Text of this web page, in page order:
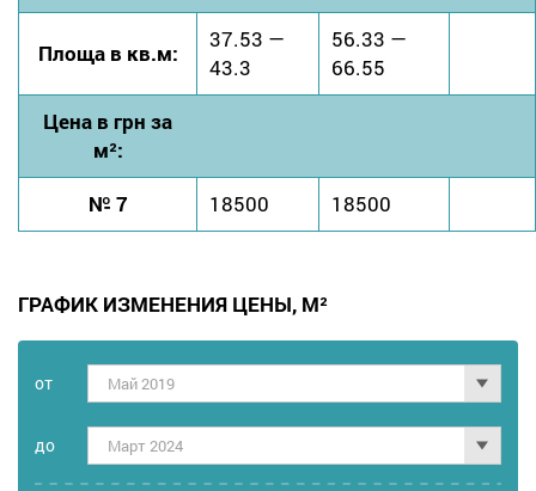
Площа в кв.м:
37.53 —
43.3
56.33 —
66.55
Цена в грн за
м²:
№ 7
18500 18500
ГРАФИК ИЗМЕНЕНИЯ ЦЕНЫ, М²
от Май 2019
дo Март 2024